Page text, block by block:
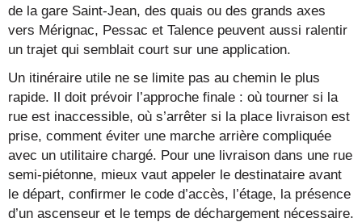
de la gare Saint-Jean, des quais ou des grands axes
vers Mérignac, Pessac et Talence peuvent aussi ralentir
un trajet qui semblait court sur une application.
Un itinéraire utile ne se limite pas au chemin le plus
rapide. Il doit prévoir l’approche finale : où tourner si la
rue est inaccessible, où s’arrêter si la place livraison est
prise, comment éviter une marche arrière compliquée
avec un utilitaire chargé. Pour une livraison dans une rue
semi-piétonne, mieux vaut appeler le destinataire avant
le départ, confirmer le code d’accès, l’étage, la présence
d’un ascenseur et le temps de déchargement nécessaire.